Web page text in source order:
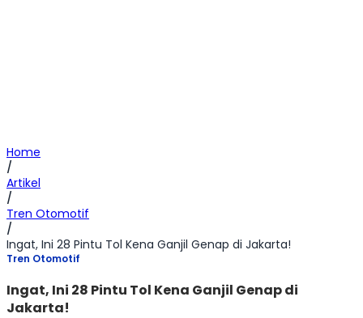
Home
/
Artikel
/
Tren Otomotif
/
Ingat, Ini 28 Pintu Tol Kena Ganjil Genap di Jakarta!
Tren Otomotif
Ingat, Ini 28 Pintu Tol Kena Ganjil Genap di
Jakarta!